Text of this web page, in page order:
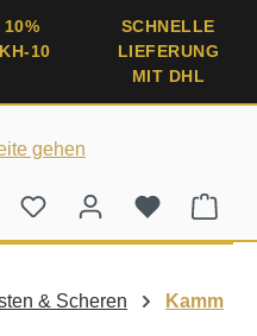
10%
10
SCHNELLE
LIEFERUNG
MIT DHL
& Scheren Kamm